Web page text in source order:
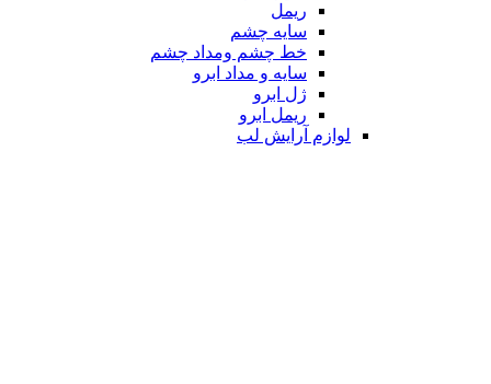
ریمل
سایه چشم
خط چشم ومداد چشم
سایه و مداد ابرو
ژل ابرو
ریمل ابرو
لوازم آرایش لب